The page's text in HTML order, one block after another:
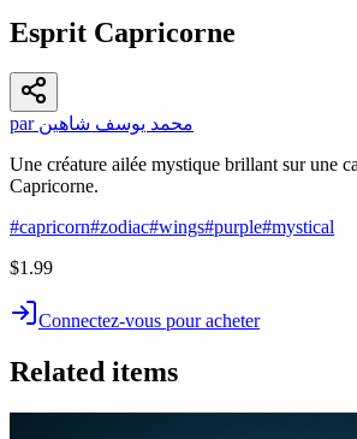
Esprit Capricorne
par محمد يوسف شاهين
Une créature ailée mystique brillant sur une
Capricorne.
#capricorn#zodiac#wings#purple#mystical
$1.99
Connectez-vous pour acheter
Related items